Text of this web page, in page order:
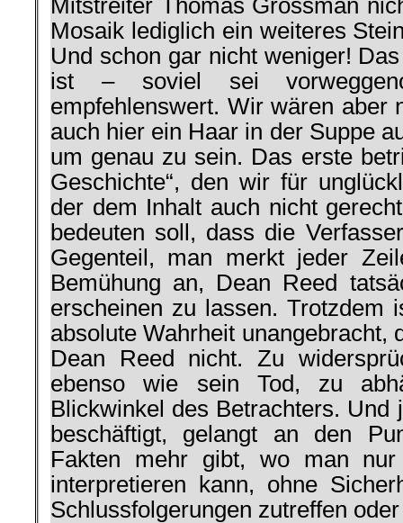
Mitstreiter Thomas Grossman
Mosaik lediglich ein weiteres
Und schon gar nicht weniger!
ist – soviel sei
empfehlenswert. Wir wären aber
auch hier ein Haar in der Suppe
um genau zu sein. Das erste
Geschichte“, den wir für
der dem Inhalt auch nicht
bedeuten soll, dass die
Gegenteil, man merkt jeder
Bemühung an, Dean Reed
erscheinen zu lassen. Trotzdem
absolute Wahrheit unangebracht,
Dean Reed nicht. Zu
ebenso wie sein Tod, zu
Blickwinkel des Betrachters. Und
beschäftigt, gelangt an den
Fakten mehr gibt, wo man
interpretieren kann, ohne
Schlussfolgerungen zutreffen